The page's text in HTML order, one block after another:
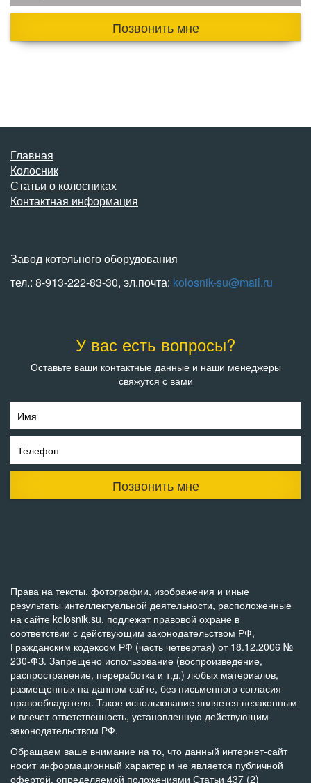
Позвонить мне
Главная
Колосник
Статьи о колосниках
Контактная информация
Завод котельного оборудования
тел.: 8-913-222-83-30, эл.почта: kolosnik-su@mail.ru
У вас есть вопросы?
Оставьте ваши контактные данные и наши менеджеры
свяжутся с вами
Имя
Телефон
Позвонить мне
Права на тексты, фотографии, изображения и иные
результаты интеллектуальной деятельности, расположенные
на сайте kolosnik.su, подлежат правовой охране в
соответствии с действующим законодательством РФ,
Гражданским кодексом РФ (часть четвертая) от 18.12.2006 №
230-ФЗ. Запрещено использование (воспроизведение,
распространение, переработка и т.д.) любых материалов,
размещенных на данном сайте, без письменного согласия
правообладателя. Такое использование является незаконным
и влечет ответственность, установленную действующим
законодательством РФ.
Обращаем ваше внимание на то, что данный интернет-сайт
носит информационный характер и не является публичной
офертой, определяемой положениями Статьи 437 (2)